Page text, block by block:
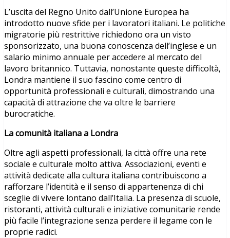
L’uscita del Regno Unito dall’Unione Europea ha
introdotto nuove sfide per i lavoratori italiani. Le politiche
migratorie più restrittive richiedono ora un visto
sponsorizzato, una buona conoscenza dell’inglese e un
salario minimo annuale per accedere al mercato del
lavoro britannico. Tuttavia, nonostante queste difficoltà,
Londra mantiene il suo fascino come centro di
opportunità professionali e culturali, dimostrando una
capacità di attrazione che va oltre le barriere
burocratiche.
La comunità italiana a Londra
Oltre agli aspetti professionali, la città offre una rete
sociale e culturale molto attiva. Associazioni, eventi e
attività dedicate alla cultura italiana contribuiscono a
rafforzare l’identità e il senso di appartenenza di chi
sceglie di vivere lontano dall’Italia. La presenza di scuole,
ristoranti, attività culturali e iniziative comunitarie rende
più facile l’integrazione senza perdere il legame con le
proprie radici.